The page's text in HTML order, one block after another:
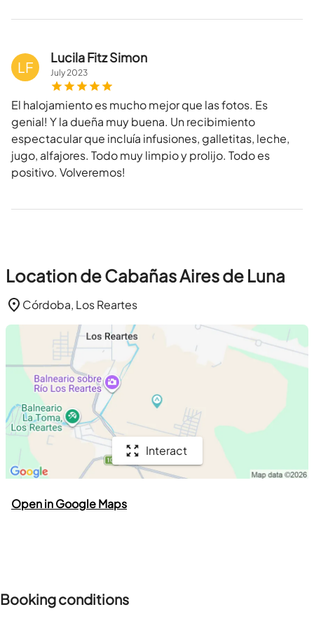
LF
Lucila Fitz Simon
July2023
El halojamiento es mucho mejor que las fotos. Es
genial! Y la dueña muy buena. Un recibimiento
espectacular que incluía infusiones, galletitas, leche,
jugo, alfajores. Todo muy limpio y prolijo. Todo es
positivo. Volveremos!
Location de Cabañas Aires de Luna
Córdoba, Los Reartes
Interact
Open in Google Maps
Booking conditions